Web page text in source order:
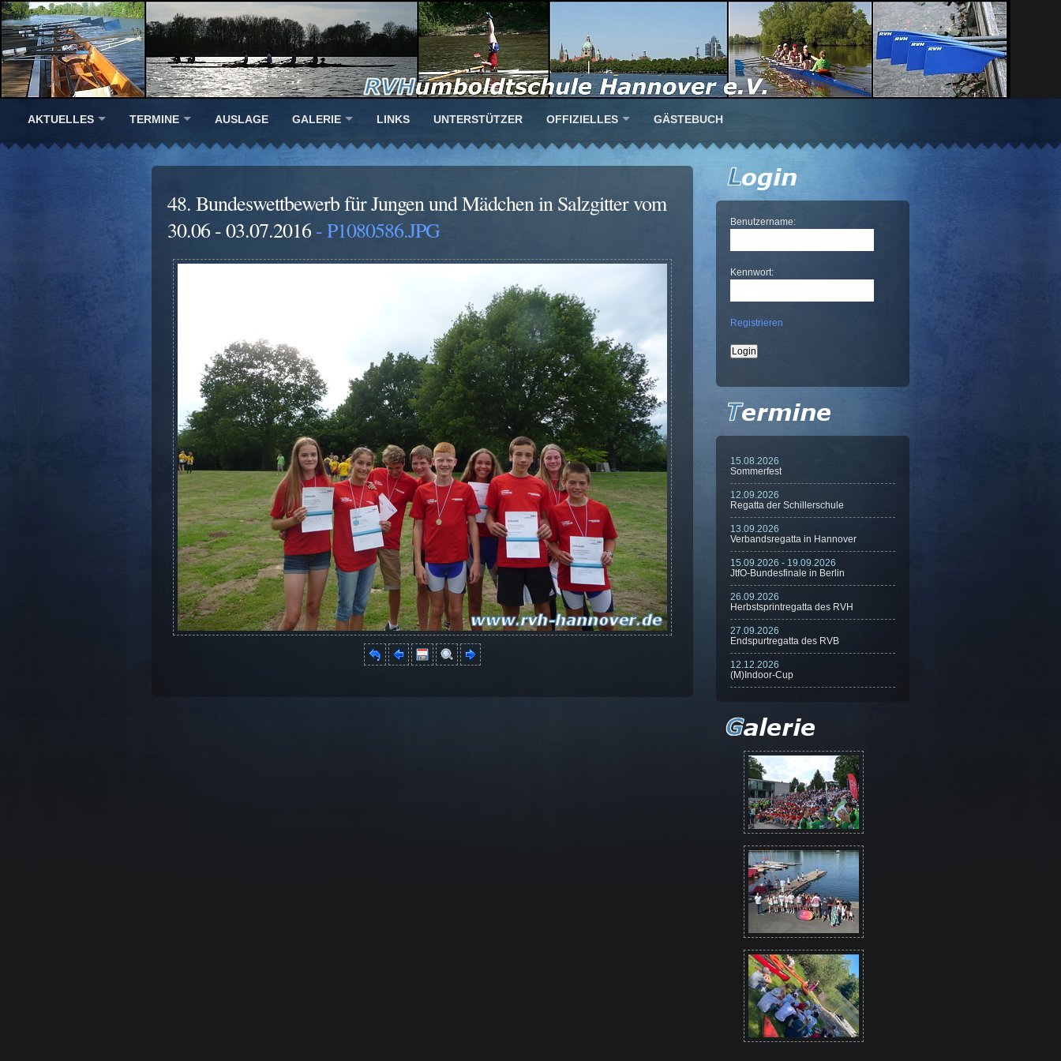
AKTUELLES TERMINE AUSLAGE GALERIE LINKS UNTERSTÜTZER OFFIZIELLES GÄSTEBUCH
48. Bundeswettbewerb für Jungen und Mädchen in Salzgitter vom
30.06 - 03.07.2016 - P1080586.JPG Benutzername:
Kennwort:
Registrieren
15.08.2026
Sommerfest
12.09.2026
Regatta der Schillerschule
13.09.2026
Verbandsregatta in Hannover
15.09.2026 - 19.09.2026
JtfO-Bundesfinale in Berlin
26.09.2026
Herbstsprintregatta des RVH
27.09.2026
Endspurtregatta des RVB
12.12.2026
(M)Indoor-Cup